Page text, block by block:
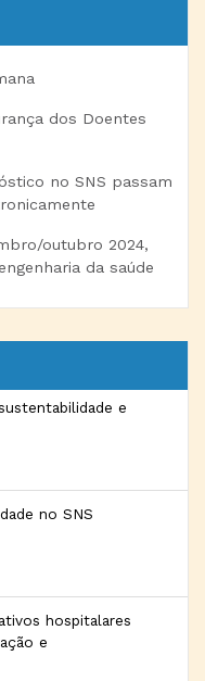
dos Doentes
no SNS passam
outubro 2024,
da saúde
e
no SNS
hospitalares
e